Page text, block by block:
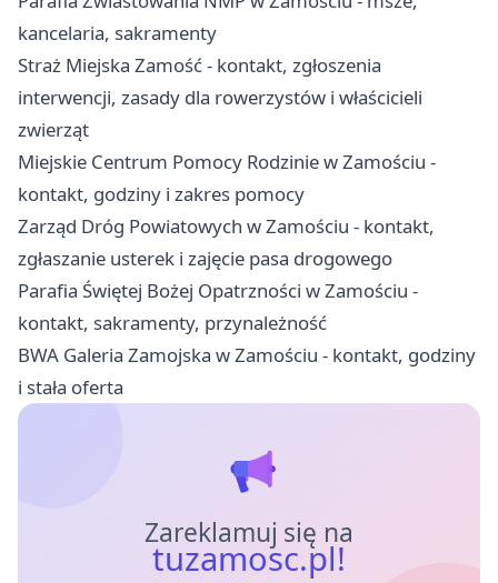
kancelaria, sakramenty
Straż Miejska Zamość - kontakt, zgłoszenia
interwencji, zasady dla rowerzystów i właścicieli
zwierząt
Miejskie Centrum Pomocy Rodzinie w Zamościu -
kontakt, godziny i zakres pomocy
Zarząd Dróg Powiatowych w Zamościu - kontakt,
zgłaszanie usterek i zajęcie pasa drogowego
Parafia Świętej Bożej Opatrzności w Zamościu -
kontakt, sakramenty, przynależność
BWA Galeria Zamojska w Zamościu - kontakt, godziny
i stała oferta
Zareklamuj się na
tuzamosc.pl!